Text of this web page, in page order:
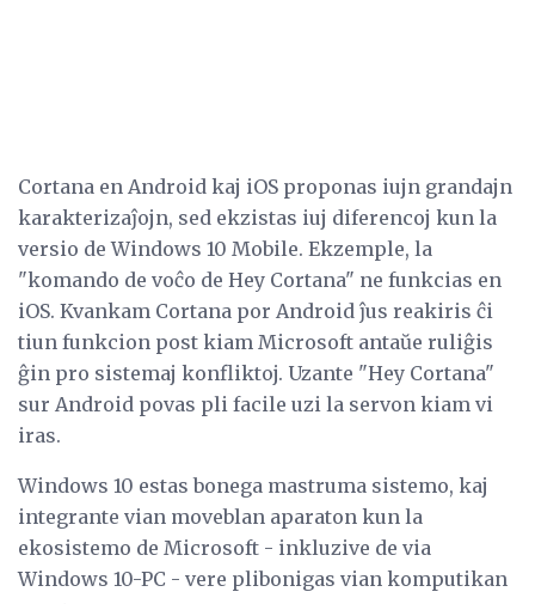
Cortana en Android kaj iOS proponas iujn grandajn
karakterizaĵojn, sed ekzistas iuj diferencoj kun la
versio de Windows 10 Mobile. Ekzemple, la
"komando de voĉo de Hey Cortana" ne funkcias en
iOS. Kvankam Cortana por Android ĵus reakiris ĉi
tiun funkcion post kiam Microsoft antaŭe ruliĝis
ĝin pro sistemaj konfliktoj. Uzante "Hey Cortana"
sur Android povas pli facile uzi la servon kiam vi
iras.
Windows 10 estas bonega mastruma sistemo, kaj
integrante vian moveblan aparaton kun la
ekosistemo de Microsoft - inkluzive de via
Windows 10-PC - vere plibonigas vian komputikan